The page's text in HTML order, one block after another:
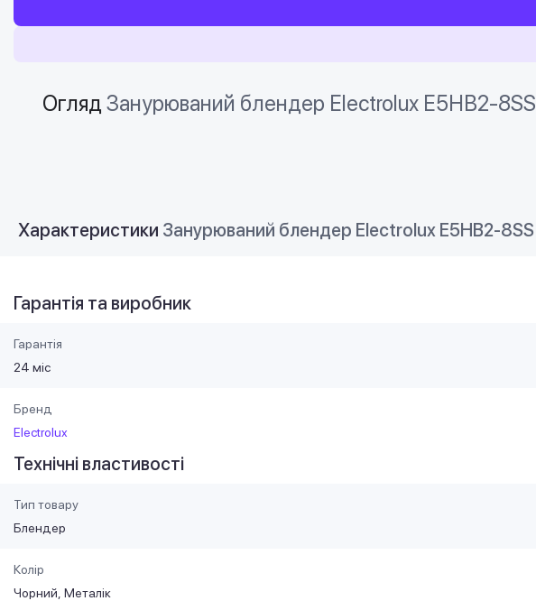
Огляд Занурюваний блендер Electrolux E5HB2-8SS
Характеристики Занурюваний блендер Electrolux E5HB2-8SS
Гарантія та виробник
Гарантія
24 міс
Бренд
Electrolux
Технічні властивості
Тип товару
Блендер
Колір
Чорний Металік